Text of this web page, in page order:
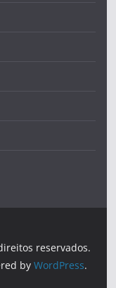
reservados.
byWordPress.